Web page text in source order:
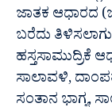
ಜಾತಕ ಆಧಾರದ
ಬರೆದು
ಹಸ್ತಸಾಮುದ್ರಿಕೆ
ಸಾಲಾವಳಿ,
ಸಂತಾನ ಭಾಗ್ಯ,